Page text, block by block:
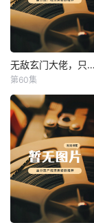
无敌玄门大佬，只听姐姐的话 无敌玄门大佬，只听姐姐的话
第60集